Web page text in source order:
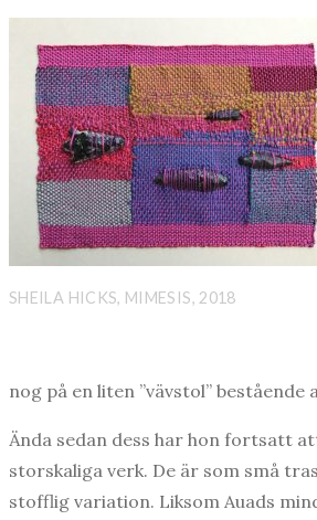
SHEILA HICKS, MIMESIS, 2018
nog på en liten ”vävstol” bestående
Ända sedan dess har hon fortsatt
storskaliga verk. De är som små
stofflig variation. Liksom Auads